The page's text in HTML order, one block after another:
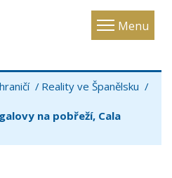
Menu
Toggle
Reality ve Španělsku
na pobřeží, Cala